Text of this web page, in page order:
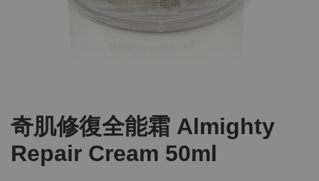
奇肌修復全能霜 Almighty
Repair Cream 50ml